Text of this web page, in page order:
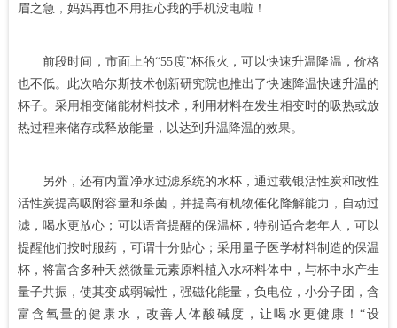
眉之急，妈妈再也不用担心我的手机没电啦！
前段时间，市面上的“55度”杯很火，可以快速升温降温，价格
也不低。此次哈尔斯技术创新研究院也推出了快速降温快速升温的
杯子。采用相变储能材料技术，利用材料在发生相变时的吸热或放
热过程来储存或释放能量，以达到升温降温的效果。
另外，还有内置净水过滤系统的水杯，通过载银活性炭和改性
活性炭提高吸附容量和杀菌，并提高有机物催化降解能力，自动过
滤，喝水更放心；可以语音提醒的保温杯，特别适合老年人，可以
提醒他们按时服药，可谓十分贴心；采用量子医学材料制造的保温
杯，将富含多种天然微量元素原料植入水杯料体中，与杯中水产生
量子共振，使其变成弱碱性，强磁化能量，负电位，小分子团，含
富含氧量的健康水，改善人 体酸碱度，让喝水更健康！“设